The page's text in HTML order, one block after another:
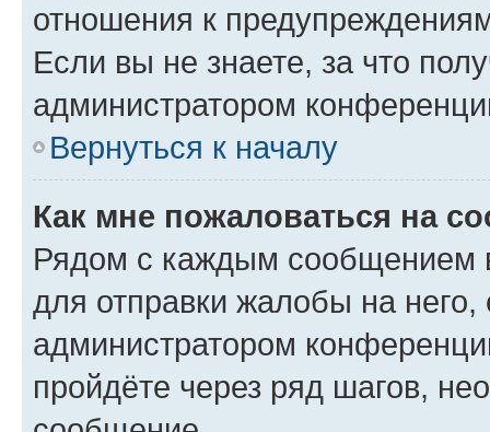
отношения к
Если вы не знаете, за что
администратором
Вернуться к началу
Как мне пожаловаться на
Рядом с каждым сообщением
для отправки жалобы на
администратором
пройдёте через ряд шагов,